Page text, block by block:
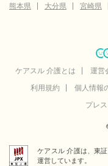
熊本県
大分県 宮崎県
ケアスル 介護とは 運営
利用規約
個人情報
プレ
ケアスル 介護は、東
運営しています。